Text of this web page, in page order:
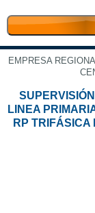
EMPRESA
LINEA
RP